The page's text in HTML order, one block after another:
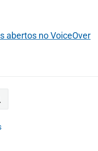
abertos no VoiceOver